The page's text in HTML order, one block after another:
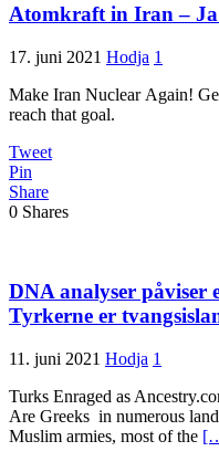
Atomkraft in Iran –
17. juni 2021 Hodja 1
Make Iran Nuclear Again!
reach that goal.
Tweet
Pin
Share
0 Shares
DNA analyser påviser
Tyrkerne er
11. juni 2021 Hodja 1
Turks Enraged as
Are Greeks in numerous
Muslim armies, most of the